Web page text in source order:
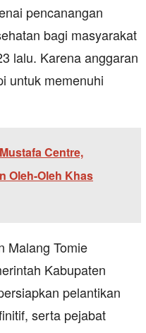
pencanangan
bagi masyarakat
lalu. Karena anggaran
untuk memenuhi
Centre,
Oleh-Oleh Khas
Malang Tomie
Kabupaten
pelantikan
serta pejabat